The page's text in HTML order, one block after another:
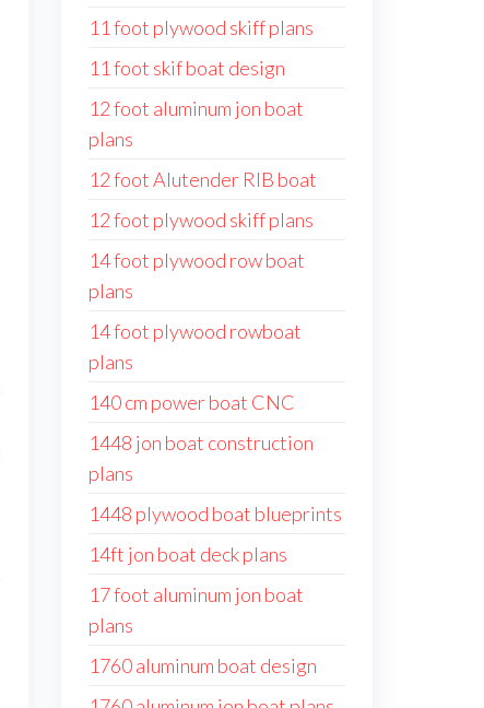
11 foot plywood skiff plans
11 foot skif boat design
12 foot aluminum jon boat
plans
12 foot Alutender RIB boat
12 foot plywood skiff plans
14 foot plywood row boat
plans
14 foot plywood rowboat
plans
140 cm power boat CNC
1448 jon boat construction
plans
1448 plywood boat blueprints
14ft jon boat deck plans
17 foot aluminum jon boat
plans
1760 aluminum boat design